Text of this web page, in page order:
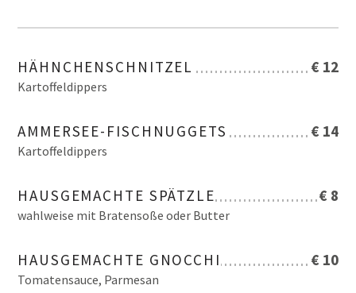
HÄHNCHENSCHNITZEL
Kartoffeldippers
€ 12
AMMERSEE-FISCHNUGGETS
Kartoffeldippers
€ 14
HAUSGEMACHTE SPÄTZLE
wahlweise mit Bratensoße oder Butter
€ 8
HAUSGEMACHTE GNOCCHI
Tomatensauce, Parmesan
€ 10